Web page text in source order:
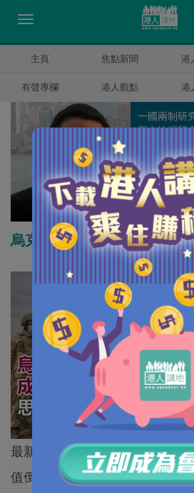
主頁 焦點新聞 港
有聲專欄 港人觀點 港
方舟
一國兩制研
與內地經貿
嶼山發展
工作多年
疇。
烏克蘭如何成為香港的反面
最新的經濟數據顯示，2020年
值倒退至1990年的80%。筆者